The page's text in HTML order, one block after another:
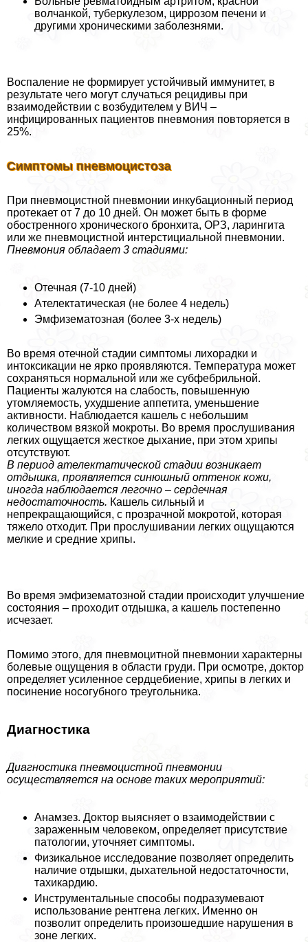
волчанкой, туберкулезом, циррозом печени и
другими хроническими заболезнями.
Воспаление не формирует устойчивый иммунитет, в
результате чего могут случаться рецидивы при
взаимодействии с возбудителем у ВИЧ –
инфицированных пациентов пневмония повторяется в
25%.
Симптомы пневмоцистоза
При пневмоцистной пневмонии инкубационный период
протекает от 7 до 10 дней. Он может быть в форме
обостренного хронического бронхита, ОРЗ, ларингита
или же пневмоцистной интерстициальной пневмонии.
Пневмония обладает 3 стадиями:
Отечная (7-10 дней)
Ателектатическая (не более 4 недель)
Эмфизематозная (более 3-х недель)
Во время отечной стадии симптомы лихорадки и
интоксикации не ярко проявляются. Температура может
сохраняться нормальной или же субфебрильной.
Пациенты жалуются на слабость, повышенную
утомляемость, ухудшение аппетита, уменьшение
активности. Наблюдается кашель с небольшим
количеством вязкой мокроты. Во время прослушивания
легких ощущается жесткое дыхание, при этом хрипы
отсутствуют.
В период ателектатической стадии возникает
отдышка, проявляется синюшный оттенок кожи,
иногда наблюдается легочно – сердечная
недостаточность. Кашель сильный и
непрекращающийся, с прозрачной мокротой, которая
тяжело отходит. При прослушивании легких ощущаются
мелкие и средние хрипы.
Во время эмфизематозной стадии происходит улучшение
состояния – проходит отдышка, а кашель постепенно
исчезает.
Помимо этого, для пневмоцитной пневмонии хаpaктерны
болевые ощущения в области гpyди. При осмотре, доктор
определяет усиленное сердцебиение, хрипы в легких и
посинение носогубного треугольника.
Диагностика
Диагностика пневмоцистной пневмонии
осуществляется на основе таких мероприятий:
Анамзез. Доктор выясняет о взаимодействии с
зараженным человеком, определяет присутствие
патологии, уточняет симптомы.
Физикальное исследование позволяет определить
наличие отдышки, дыхательной недостаточности,
тахикардию.
Инструментальные способы подразумевают
использование рентгена легких. Именно он
позволит определить произошедшие нарушения в
зоне легких.